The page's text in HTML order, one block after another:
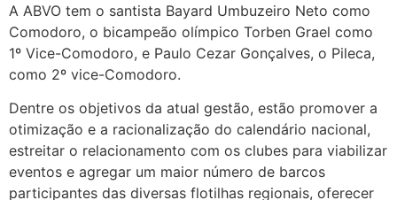
A ABVO tem o santista Bayard Umbuzeiro Neto como
Comodoro, o bicampeão olímpico Torben Grael como
1º Vice-Comodoro, e Paulo Cezar Gonçalves, o Pileca,
como 2º vice-Comodoro.
Dentre os objetivos da atual gestão, estão promover a
otimização e a racionalização do calendário nacional,
estreitar o relacionamento com os clubes para viabilizar
eventos e agregar um maior número de barcos
participantes das diversas flotilhas regionais, oferecer